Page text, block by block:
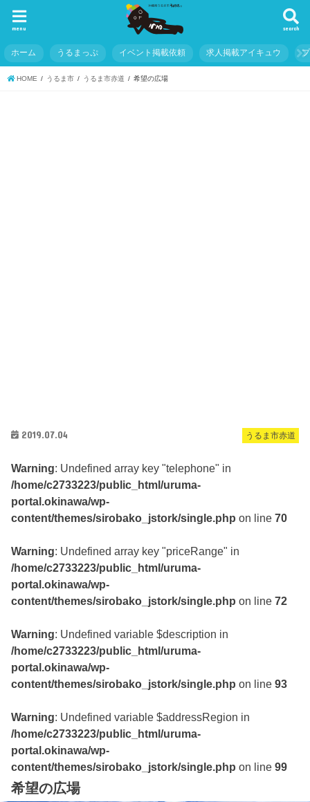
search
menu
ホーム うるまっぷ イベント掲載依頼 求人掲載アイキュウ
HOME うるま市 うるま市赤道 希望の広場
うるま市赤道
2019.07.04
Warning: Undefined array key "telephone" in
/home/c2733223/public_html/uruma-
portal.okinawa/wp-
content/themes/sirobako_jstork/single.php on line70
Warning: Undefined array key "priceRange" in
/home/c2733223/public_html/uruma-
portal.okinawa/wp-
content/themes/sirobako_jstork/single.php on line72
Warning: Undefined variable $description in
/home/c2733223/public_html/uruma-
portal.okinawa/wp-
content/themes/sirobako_jstork/single.php on line93
Warning: Undefined variable $addressRegion in
/home/c2733223/public_html/uruma-
portal.okinawa/wp-
content/themes/sirobako_jstork/single.php on line99
希望の広場